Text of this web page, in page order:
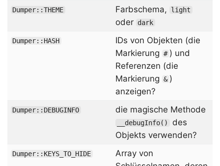
Dumper::THEME Farbschema, light
oder dark
Dumper::HASH
IDs von Objekten (die
Markierung # ) und
Referenzen (die
Markierung & )
anzeigen?
Dumper::DEBUGINFO die magische Methode
__debugInfo()
des
Objekts verwenden?
Dumper::KEYS_TO_HIDE
Array von